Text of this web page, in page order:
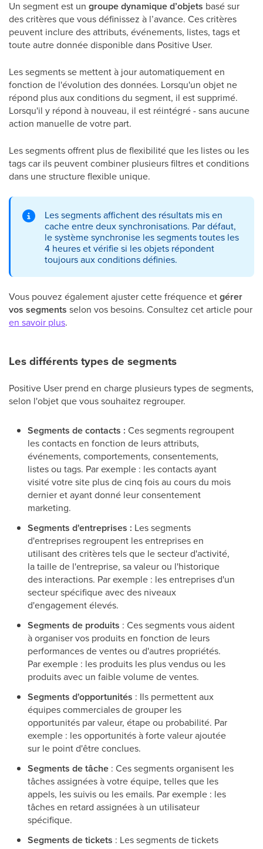
Un segment est un groupe dynamique d’objets basé sur
des critères que vous définissez à l’avance. Ces critères
peuvent inclure des attributs, événements, listes, tags et
toute autre donnée disponible dans Positive User.
Les segments se mettent à jour automatiquement en
fonction de l'évolution des données. Lorsqu'un objet ne
répond plus aux conditions du segment, il est supprimé.
Lorsqu'il y répond à nouveau, il est réintégré - sans aucune
action manuelle de votre part.
Les segments offrent plus de flexibilité que les listes ou les
tags car ils peuvent combiner plusieurs filtres et conditions
dans une structure flexible unique.
Les segments affichent des résultats mis en
cache entre deux synchronisations. Par défaut,
le système synchronise les segments toutes les
4 heures et vérifie si les objets répondent
toujours aux conditions définies.
Vous pouvez également ajuster cette fréquence etgérer
vos segments selon vos besoins. Consultez cet article pour
en savoir plus.
Les différents types de segments
Positive User prend en charge plusieurs types de segments,
selon l'objet que vous souhaitez regrouper.
Segments de contacts : Ces segments regroupent
les contacts en fonction de leurs attributs,
événements, comportements, consentements,
listes ou tags. Par exemple : les contacts ayant
visité votre site plus de cinq fois au cours du mois
dernier et ayant donné leur consentement
marketing.
Segments d'entreprises : Les segments
d'entreprises regroupent les entreprises en
utilisant des critères tels que le secteur d'activité,
la taille de l'entreprise, sa valeur ou l'historique
des interactions. Par exemple : les entreprises d'un
secteur spécifique avec des niveaux
d'engagement élevés.
Segments de produits : Ces segments vous aident
à organiser vos produits en fonction de leurs
performances de ventes ou d'autres propriétés.
Par exemple : les produits les plus vendus ou les
produits avec un faible volume de ventes.
Segments d'opportunités : Ils permettent aux
équipes commerciales de grouper les
opportunités par valeur, étape ou probabilité. Par
exemple : les opportunités à forte valeur ajoutée
sur le point d'être conclues.
Segments de tâche : Ces segments organisent les
tâches assignées à votre équipe, telles que les
appels, les suivis ou les emails. Par exemple : les
tâches en retard assignées à un utilisateur
spécifique.
Segments de tickets : Les segments de tickets